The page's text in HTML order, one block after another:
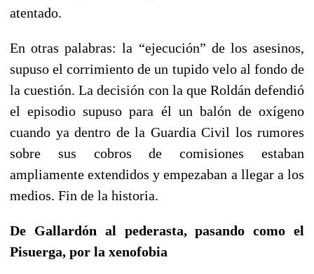
atentado.
En otras palabras: la “ejecución” de los asesinos,
supuso el corrimiento de un tupido velo al fondo de
la cuestión. La decisión con la que Roldán defendió
el episodio supuso para él un balón de oxígeno
cuando ya dentro de la Guardia Civil los rumores
sobre sus cobros de comisiones estaban
ampliamente extendidos y empezaban a llegar a los
medios. Fin de la historia.
De Gallardón al pederasta, pasando como el
Pisuerga, por la xenofobia